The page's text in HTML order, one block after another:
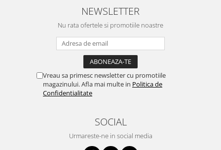
NEWSLETTER
Nu rata ofertele si promotiile noastre
Vreau sa primesc newsletter cu promotiile
magazinului. Afla mai multe in Politica de
Confidentialitate
SOCIAL
Urmareste-ne in social media